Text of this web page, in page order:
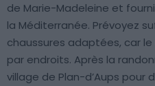
de Marie-Madeleine et
la Méditerranée. Prévoyez
chaussures adaptées, car
par endroits. Après la
village de Plan-d’Aups pour